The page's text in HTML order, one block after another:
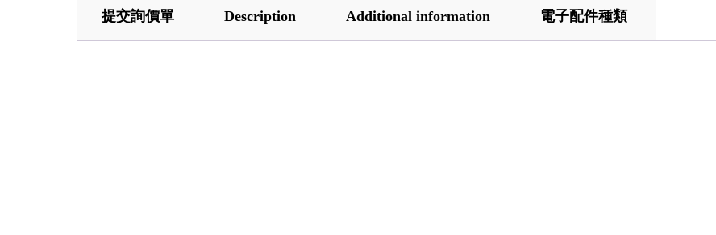
提交詢價單 Description Additional information 電子配件種類